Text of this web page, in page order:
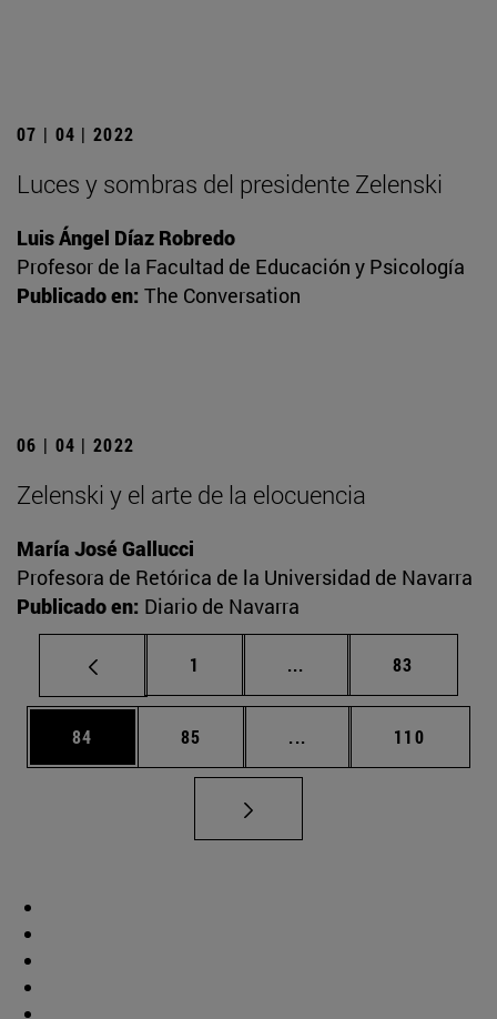
07 | 04 | 2022
Luces y sombras del presidente Zelenski
Luis Ángel Díaz Robredo
Profesor de la Facultad de Educación y Psicología
Publicado en: The Conversation
06 | 04 | 2022
Zelenski y el arte de la elocuencia
María José Gallucci
Profesora de Retórica de la Universidad de Navarra
Publicado en: Diario de Navarra
Página
1 ... Páginas intermedias
Página
83
Página
84 Página
85 ... Páginas intermedias
Página
110